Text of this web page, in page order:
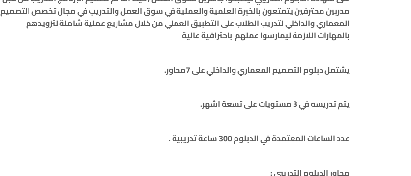
مدربين محترفين يتمتعون بالخبرة العلمية والعملية في سوق العمل والتدريب في مجال تخصص التصميم
المعماري والداخلي لتدريب الطلاب على التطبيق العملي من خلال مشاريع عملية شاملة لتزويدهم
بالمهارات اللازمة ليمارسوا عملهم باحترافية عالية
يشتمل دبلوم التصميم المعماري والداخلي على7محاور.
يتم تدريسه في 3 مستويات على تسعة اشهر.
عدد الساعات المعتمدة في الدبلوم 300 ساعة تدريبية .
محاور الدبلوم التدريبي :